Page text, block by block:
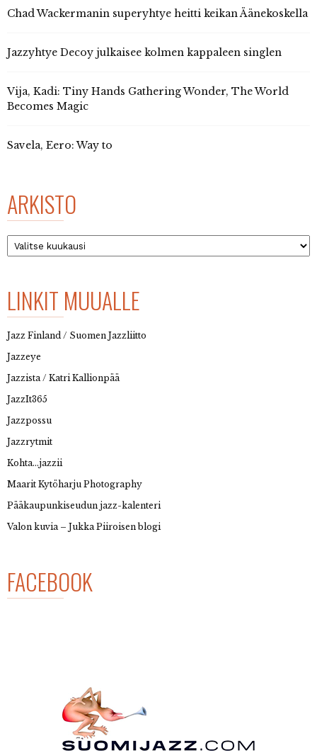
Chad Wackermanin superyhtye heitti keikan Äänekoskella
Jazzyhtye Decoy julkaisee kolmen kappaleen singlen
Vija, Kadi: Tiny Hands Gathering Wonder, The World
Becomes Magic
Savela, Eero: Way to
ARKISTO
Arkisto
LINKIT MUUALLE
Jazz Finland / Suomen Jazzliitto
Jazzeye
Jazzista / Katri Kallionpää
JazzIt365
Jazzpossu
Jazzrytmit
Kohta…jazzii
Maarit Kytöharju Photography
Pääkaupunkiseudun jazz-kalenteri
Valon kuvia – Jukka Piiroisen blogi
FACEBOOK